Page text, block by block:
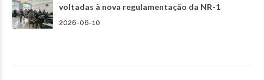
voltadas à nova regulamentação da NR-1
2026-06-10